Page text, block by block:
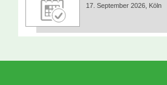
17. September 2026, Köln